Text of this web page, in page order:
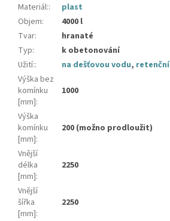
Materiál::
plast
Objem:
4000 l
Tvar:
hranaté
Typ:
k obetonování
Užití:: na dešťovou vodu, retenční
Výška bez
komínku
[mm]:
1000
Výška
komínku
[mm]:
200 (možno prodloužit)
Vnější
délka
[mm]:
2250
Vnější
šířka
[mm]:
2250